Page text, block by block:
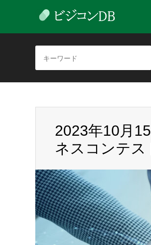
2023年10月
ネスコンテス